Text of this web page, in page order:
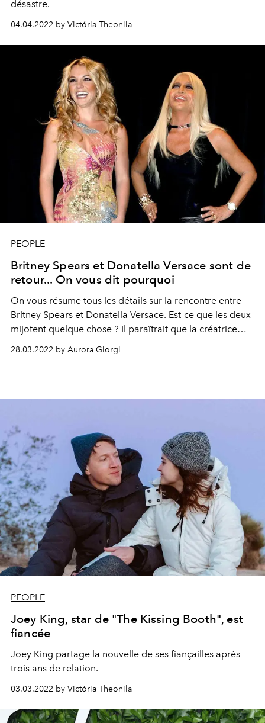
désastre.
04.04.2022 by Victória Theonila
PEOPLE
Britney Spears et Donatella Versace sont de
retour... On vous dit pourquoi
On vous résume tous les détails sur la rencontre entre
Britney Spears et Donatella Versace. Est-ce que les deux
mijotent quelque chose ? Il paraîtrait que la créatrice
italienne dessine la robe du mariage de Britney Spears
avec Sam Asghari.
28.03.2022 by Aurora Giorgi
PEOPLE
Joey King, star de "The Kissing Booth", est
fiancée
Joey King partage la nouvelle de ses fiançailles après
trois ans de relation.
03.03.2022 by Victória Theonila